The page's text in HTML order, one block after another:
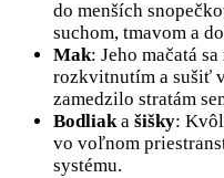
do menších
suchom, tmavom a
Mak: Jeho mačatá
rozkvitnutím a sušiť
zamedzilo stratám
Bodliaka šišky:
vo voľnom
systému.